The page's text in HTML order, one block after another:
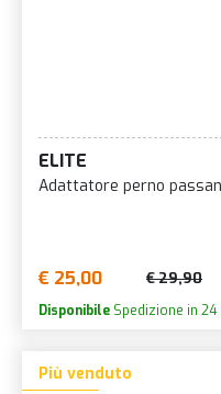
ELITE
Adattatore perno
€ 25,00 € 29,90
Disponibile Spedizione in 24
Più venduto